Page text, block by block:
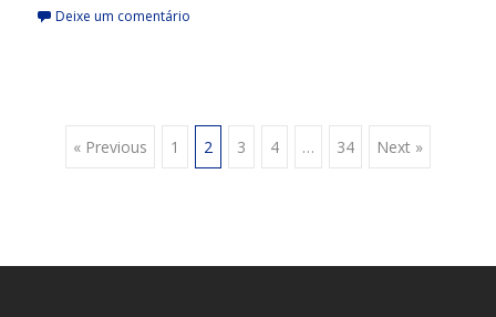
Deixe um comentário
Posts
« Previous 1 2 3 4 … 34 Next »